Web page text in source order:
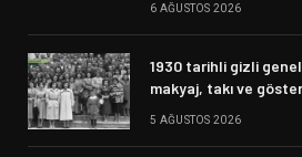
6 AĞUSTOS 2026
1930 tarihli gizli
makyaj, takı ve
5 AĞUSTOS 2026